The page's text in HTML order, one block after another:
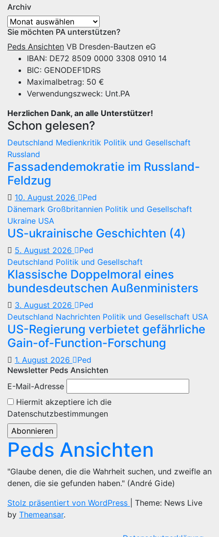
Archiv
Archiv
Sie möchten PA unterstützen?
Peds Ansichten VB Dresden-Bautzen eG
IBAN: DE72 8509 0000 3308 0910 14
BIC: GENODEF1DRS
Maximalbetrag: 50 €
Verwendungszweck: Unt.PA
Herzlichen Dank, an alle Unterstützer!
Schon gelesen?
Deutschland Medienkritik Politik und Gesellschaft
Russland
Fassadendemokratie im Russland-
Feldzug
10. August 2026
Ped
Dänemark Großbritannien Politik und Gesellschaft
Ukraine USA
US-ukrainische Geschichten (4)
5. August 2026
Ped
Deutschland Politik und Gesellschaft
Klassische Doppelmoral eines
bundesdeutschen Außenministers
3. August 2026
Ped
Deutschland Nachrichten Politik und Gesellschaft USA
US-Regierung verbietet gefährliche
Gain-of-Function-Forschung
1. August 2026
Ped
Newsletter Peds Ansichten
E-Mail-Adresse
Hiermit akzeptiere ich die
Datenschutzbestimmungen
Peds Ansichten
"Glaube denen, die die Wahrheit suchen, und zweifle an
denen, die sie gefunden haben." (André Gide)
Stolz präsentiert von WordPress
Theme: News Live
by Themeansar.